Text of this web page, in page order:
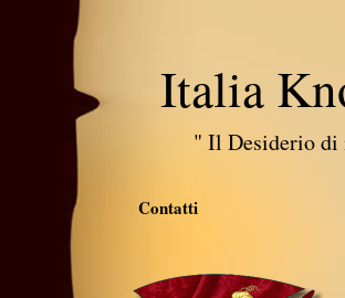
Italia
" Il Desiderio di
Contatti